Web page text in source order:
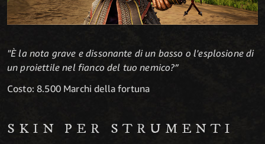
"È la nota grave e dissonante di un basso o l'esplosione di
un proiettile nel fianco del tuo nemico?”
Costo: 8.500 Marchi della fortuna
SKIN PER STRUMENTI